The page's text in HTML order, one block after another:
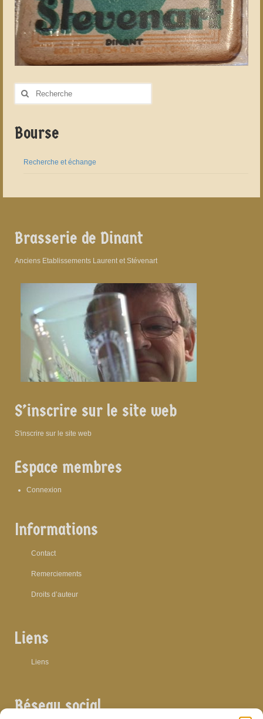
Rechercher
Bourse
Recherche et échange
Brasserie de Dinant
Anciens Etablissements Laurent et Stévenart
S’inscrire sur le site web
S'inscrire sur le site web
Espace membres
Connexion
Informations
Contact
Remerciements
Droits d’auteur
Liens
Liens
Réseau social